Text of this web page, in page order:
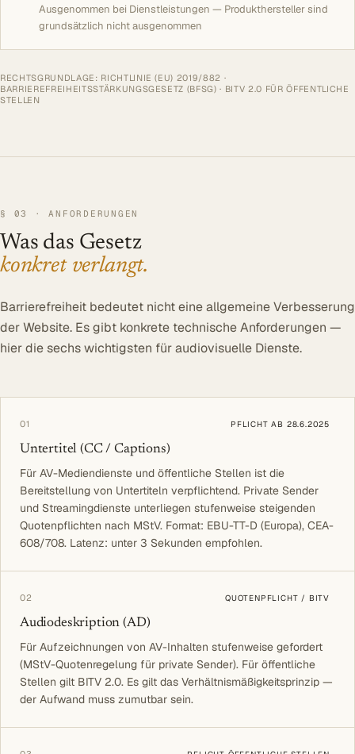
Ausgenommen bei Dienstleistungen — Produkthersteller sind
grundsätzlich nicht ausgenommen
RECHTSGRUNDLAGE: RICHTLINIE (EU) 2019/882 ·
BARRIEREFREIHEITSSTÄRKUNGSGESETZ (BFSG) · BITV 2.0 FÜR ÖFFENTLICHE
STELLEN
§ 03 · ANFORDERUNGEN
Was das Gesetz
konkret verlangt.
Barrierefreiheit bedeutet nicht eine allgemeine Verbesserung
der Website. Es gibt konkrete technische Anforderungen —
hier die sechs wichtigsten für audiovisuelle Dienste.
01 PFLICHT AB 28.6.2025
Untertitel (CC / Captions)
Für AV-Mediendienste und öffentliche Stellen ist die
Bereitstellung von Untertiteln verpflichtend. Private Sender
und Streamingdienste unterliegen stufenweise steigenden
Quotenpflichten nach MStV. Format: EBU-TT-D (Europa), CEA-
608/708. Latenz: unter 3 Sekunden empfohlen.
02 QUOTENPFLICHT / BITV
Audiodeskription (AD)
Für Aufzeichnungen von AV-Inhalten stufenweise gefordert
(MStV-Quotenregelung für private Sender). Für öffentliche
Stellen gilt BITV 2.0. Es gilt das Verhältnismäßigkeitsprinzip —
der Aufwand muss zumutbar sein.